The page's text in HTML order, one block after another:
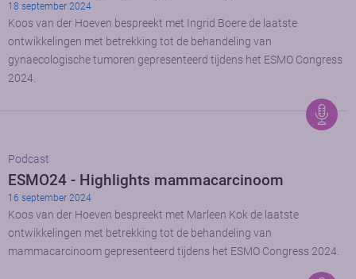
18 september 2024
Koos van der Hoeven bespreekt met Ingrid Boere de laatste
ontwikkelingen met betrekking tot de behandeling van
gynaecologische tumoren gepresenteerd tijdens het ESMO Congress
2024.
Podcast
ESMO24 - Highlights mammacarcinoom
16 september 2024
Koos van der Hoeven bespreekt met Marleen Kok de laatste
ontwikkelingen met betrekking tot de behandeling van
mammacarcinoom gepresenteerd tijdens het ESMO Congress 2024.